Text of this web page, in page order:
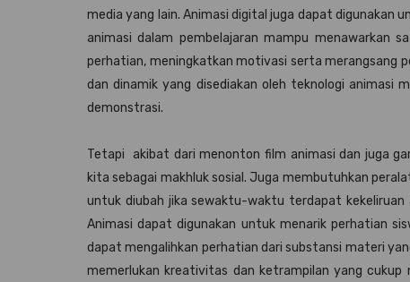
media yang lain. Animasi digital juga dapat digunakan
animasi dalam pembelajaran mampu menawarkan
perhatian, meningkatkan motivasi serta merangsang
dan dinamik yang disediakan oleh teknologi animasi
demonstrasi.
Tetapi akibat dari menonton film animasi dan juga
kita sebagai makhluk sosial. Juga membutuhkan
untuk diubah jika sewaktu-waktu terdapat
Animasi dapat digunakan untuk menarik perhatian
dapat mengalihkan perhatian dari substansi materi
memerlukan kreativitas dan ketrampilan yang